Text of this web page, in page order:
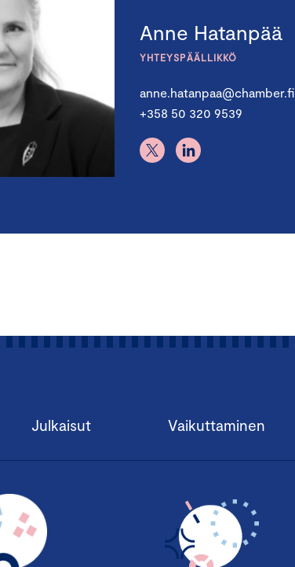
Anne Hatanpää
YHTEYSPÄÄLLIKKÖ
anne.hatanpaa@chamber.fi
+358 50 320 9539
Julkaisut Vaikuttaminen